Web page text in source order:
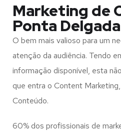
Marketing de
Ponta Delgada
O bem mais valioso para um
atenção da audiência. Tendo
informação disponível, esta
que entra o Content
Conteúdo.
60% dos profissionais de